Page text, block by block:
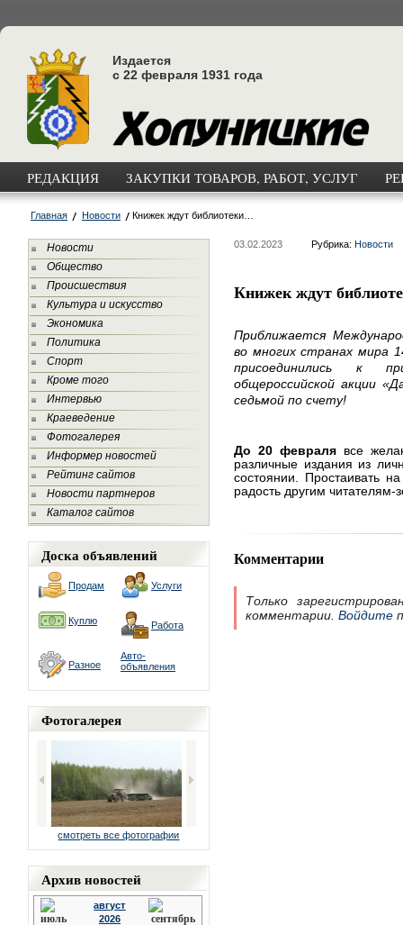
Издается
с 22 февраля 1931 года
РЕДАКЦИЯ ЗАКУПКИ ТОВАРОВ, РАБОТ, УСЛУГ
Главная Новости Книжек ждут библиотеки…
Новости
Общество
Происшествия
Культура и искусство
Экономика
Политика
Спорт
Кроме того
Интервью
Краеведение
Фотогалерея
Информер новостей
Рейтинг сайтов
Новости партнеров
Каталог сайтов
Доска объявлений
Продам Услуги
Куплю Работа
Разное
Авто-
объявления
Фотогалерея
смотреть все фотографии
Архив новостей
август
2026
03.02.2023 Рубрика: Новости
Книжек ждут
Приближается
во многих странах мира
присоединились к
общероссийской акции
седьмой по счету!
До 20 февраля все
различные издания из
состоянии. Простаивать
радость другим читателям-
Комментарии
Только
комментарии. Войдите